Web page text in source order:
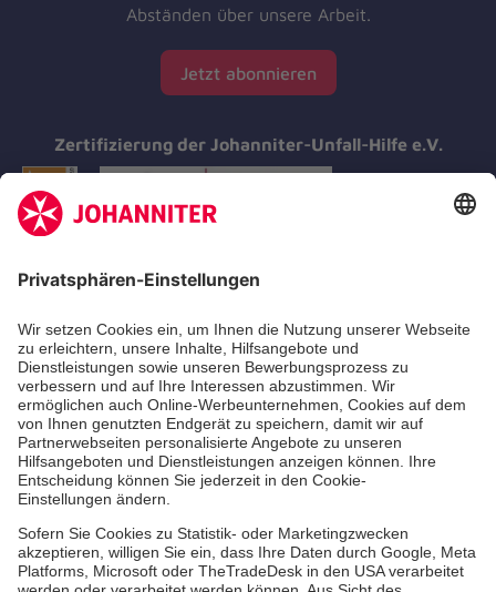
Abständen über unsere Arbeit.
Jetzt abonnieren
Zertifizierung der Johanniter-Unfall-Hilfe e.V.
Aus- & Fortbildung
Erste-Hilfe-Kurse
Jobs & Ehrenamt
Freiwilligendienst
Spendenprojekte
Johanniter-Jugend